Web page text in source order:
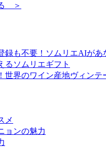
＞
録も不要！ソムリエAIが
るソムリエギフト
世界のワイン産地ヴィンテ
メ
ョンの魅力